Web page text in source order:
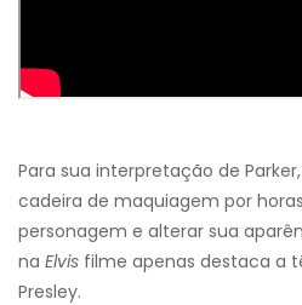
Para sua interpretação de
cadeira de maquiagem por
personagem e alterar sua
na Elvis filme apenas destaca a
Presley.